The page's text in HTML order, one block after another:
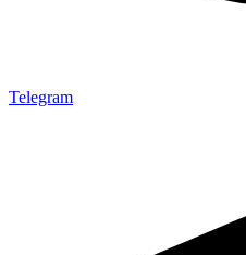
Telegram